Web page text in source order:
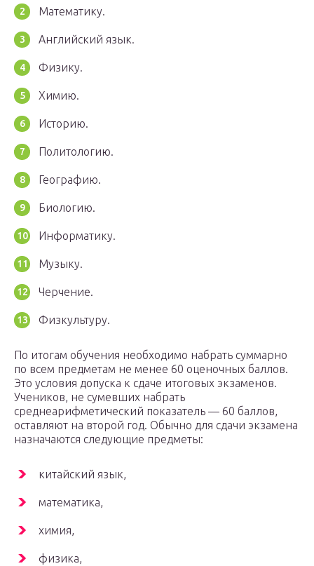
Математику.
Английский язык.
Физику.
Химию.
Историю.
Политологию.
Географию.
Биологию.
Информатику.
Музыку.
Черчение.
Физкультуру.
По итогам обучения необходимо набрать суммарно
по всем предметам не менее 60 оценочных баллов.
Это условия допуска к сдаче итоговых экзаменов.
Учеников, не сумевших набрать
среднеарифметический показатель — 60 баллов,
оставляют на второй год. Обычно для сдачи экзамена
назначаются следующие предметы:
китайский язык,
математика,
химия,
физика,